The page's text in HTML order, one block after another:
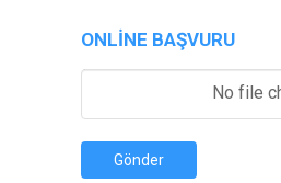
ONLINE BAŞVURU
No file
Gönder